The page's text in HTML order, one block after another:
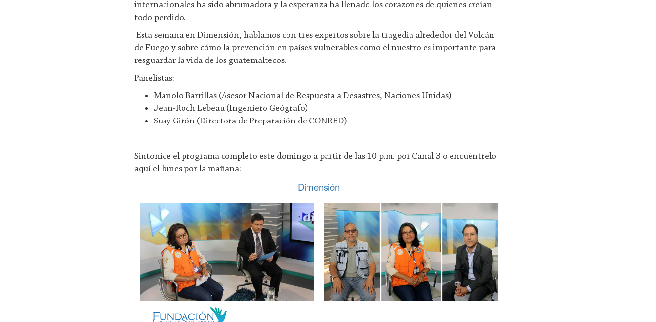
internacionales ha sido abrumadora y la esperanza ha llenado los corazones de quienes creían
todo perdido.
Esta semana en Dimensión, hablamos con tres expertos sobre la tragedia alrededor del Volcán
de Fuego y sobre cómo la prevención en países vulnerables como el nuestro es importante para
resguardar la vida de los guatemaltecos.
Panelistas:
Manolo Barrillas (Asesor Nacional de Respuesta a Desastres, Naciones Unidas)
Jean-Roch Lebeau (Ingeniero Geógrafo)
Susy Girón (Directora de Preparación de CONRED)
Sintonice el programa completo este domingo a partir de las 10 p.m. por Canal 3 o encuéntrelo
aquí el lunes por la mañana:
Dimensión